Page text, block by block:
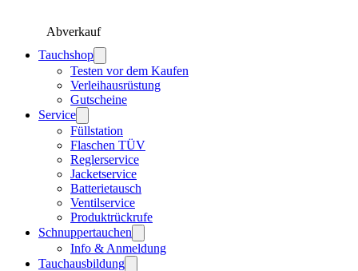
Abverkauf
Tauchshop
Testen vor dem Kaufen
Verleihausrüstung
Gutscheine
Service
Füllstation
Flaschen TÜV
Reglerservice
Jacketservice
Batterietausch
Ventilservice
Produktrückrufe
Schnuppertauchen
Info & Anmeldung
Tauchausbildung